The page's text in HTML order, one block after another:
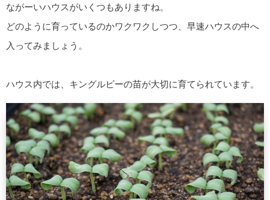
ながーいハウスがいくつもありますね。
どのように育っているのかワクワクしつつ、早速ハウスの中へ
入ってみましょう。
ハウス内では、キングルビーの苗が大切に育てられています。